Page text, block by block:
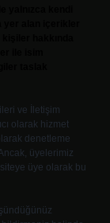
ve İletişim
olarak hizmet
denetleme
üyelerimiz
üye olarak bu